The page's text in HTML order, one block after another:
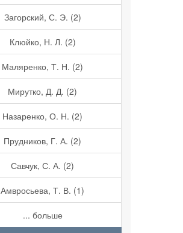
Загорский, С. Э. (2)
Клюйко, Н. Л. (2)
Маляренко, Т. Н. (2)
Мирутко, Д. Д. (2)
Назаренко, О. Н. (2)
Прудников, Г. А. (2)
Савчук, С. А. (2)
Амвросьева, Т. В. (1)
... больше